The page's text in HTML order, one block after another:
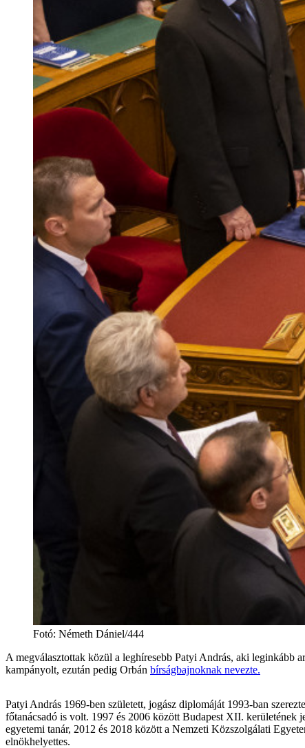
Fotó: Németh Dániel/444
A megválasztottak közül a leghíresebb Patyi András, aki
kampányolt, ezután pedig Orbán bírságbajnoknak nevezte.
Patyi András 1969-ben született, jogász diplomáját 1993-ban
főtanácsadó is volt. 1997 és 2006 között Budapest XII.
egyetemi tanár, 2012 és 2018 között a Nemzeti Közszolgálati
elnökhelyettes.